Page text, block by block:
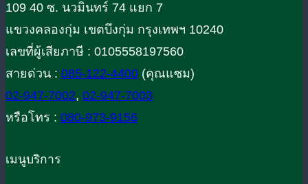
109 40 ซ. นวมินทร์ 74 แยก 7
แขวงคลองกุ่ม เขตบึงกุ่ม กรุงเทพฯ 10240
เลขที่ผู้เสียภาษี : 0105558197560
สายด่วน : 085-122-4400 (คุณแซม)
02-947-7002, 02-947-7003
หรือโทร : 080-973-9156
เมนูบริการ